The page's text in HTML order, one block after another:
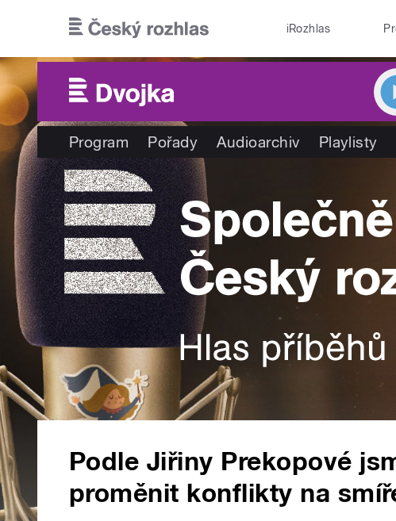
iRozhlas
Program Pořady Audioarchiv Playlisty
Podle Jiřiny Prekopové
proměnit konflikty na